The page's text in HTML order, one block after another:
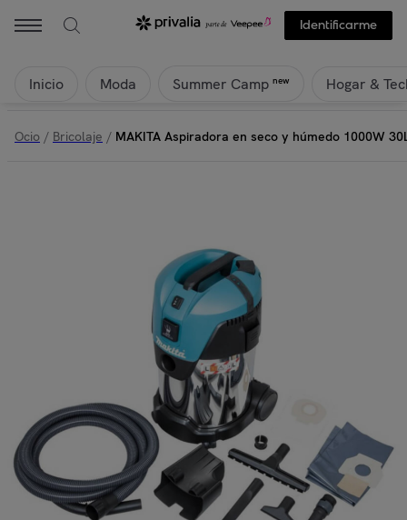
Identificarme
Inicio Moda Summer Camp new Hogar &
Ocio / Bricolaje / MAKITA Aspiradora en seco y húmedo 1000W